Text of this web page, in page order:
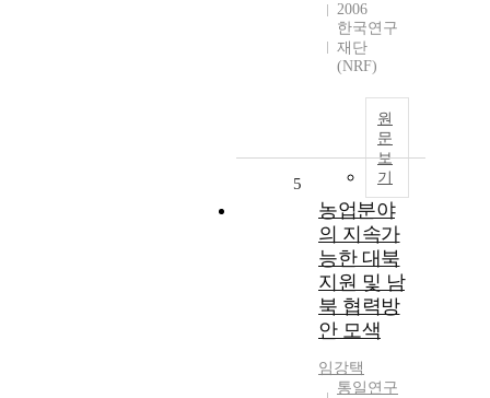
2006
한국연구
재단
(NRF)
원
문
보
기
5
농업분야
의 지속가
능한 대북
지원 및 남
북 협력방
안 모색
임강택
통일연구